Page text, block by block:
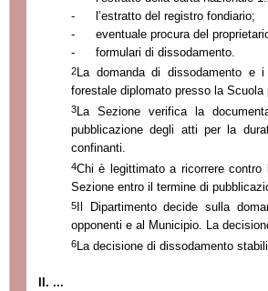
-
l’estratto del registro fondiario;
-
eventuale procura del
-
formulari di dissodamento.
2La domanda di dissodamento e
forestale diplomato presso la Scuola
3La Sezioneverifica la
pubblicazione degli atti per la
confinanti.
4Chi è legittimato a ricorrere contro
Sezione entro il termine di
5
Il Dipartimento decide sulla
opponenti e al Municipio. La
6La decisione di dissodamento
II. ...